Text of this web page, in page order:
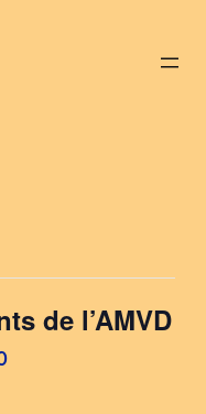
de l’AMVD